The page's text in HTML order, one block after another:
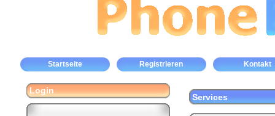
Startseite Registrieren Kontakt
Login
Services